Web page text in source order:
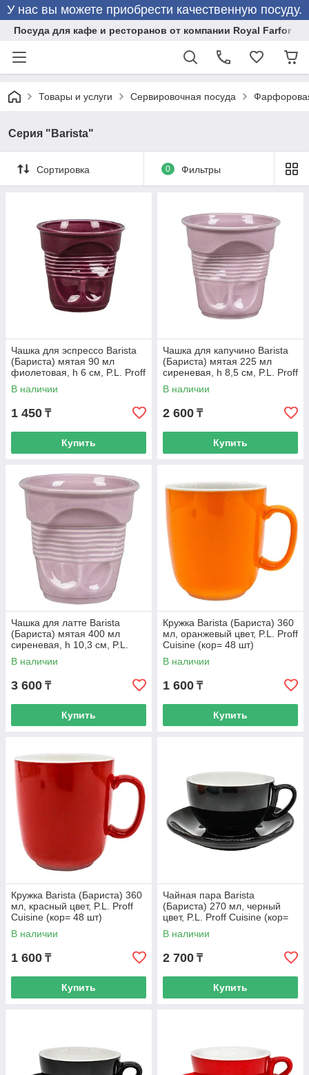
У нас вы можете приобрести качественную посуду.
Посуда для кафе и ресторанов от компании Royal Farfor
Товары и услуги Сервировочная посуда
Серия "Barista"
Сортировка 0 Фильтры
Чашка для эспрессо Barista
(Бариста) мятая 90 мл
фиолетовая, h 6 см, P.L. Proff
Cuisine
В наличии
1 450 ₸
Купить
Чашка для капучино Barista
(Бариста) мятая 225 мл
сиреневая, h 8,5 см, P.L. Proff
Cuisine
В наличии
2 600 ₸
Купить
Чашка для латте Barista
(Бариста) мятая 400 мл
сиреневая, h 10,3 см, P.L.
Proff Cuisine
В наличии
3 600 ₸
Купить
Кружка Barista (Бариста) 360
мл, оранжевый цвет, P.L. Proff
Cuisine (кор= 48 шт)
В наличии
1 600 ₸
Купить
Кружка Barista (Бариста) 360
мл, красный цвет, P.L. Proff
Cuisine (кор= 48 шт)
В наличии
1 600 ₸
Купить
Чайная пара Barista
(Бариста) 270 мл, черный
цвет, P.L. Proff Cuisine (кор=
36 шт)
В наличии
2 700 ₸
Купить